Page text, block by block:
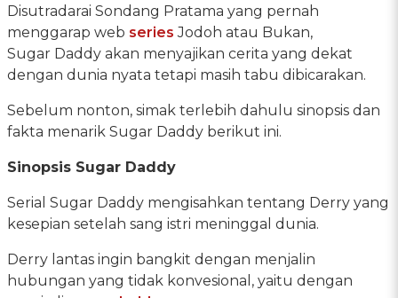
Disutradarai Sondang Pratama yang pernah
menggarap web series Jodoh atau Bukan,
Sugar Daddy akan menyajikan cerita yang dekat
dengan dunia nyata tetapi masih tabu dibicarakan.
Sebelum nonton, simak terlebih dahulu sinopsis dan
fakta menarik Sugar Daddy berikut ini.
Sinopsis Sugar Daddy
Serial Sugar Daddy mengisahkan tentang Derry yang
kesepian setelah sang istri meninggal dunia.
Derry lantas ingin bangkit dengan menjalin
hubungan yang tidak konvesional, yaitu dengan